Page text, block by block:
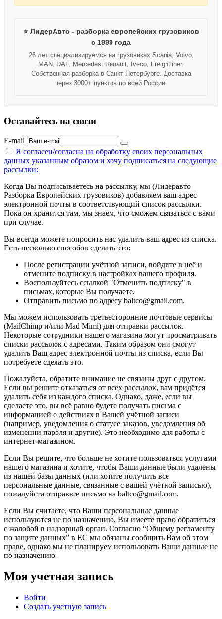
⭐ ЛидерАвто - разборка европейских грузовиков
с 1999 года
26 лет специализируемся на грузовиках Scania, Volvo,
MAN, DAF, Mercedes, Renault, Iveco, Freightliner.
Собственная разборка в Санкт-Петербурге. Доставка
через 3000+ пунктов по всей России.
Оставайтесь на связи
E-mail
Я согласен/согласна на обработку своих персональных
данных указанным образом и хочу подписаться на следующие
рассылки:
Когда Вы подписываетесь на рассылку, мы (Лидеравто
Разборка Европейских грузовиков) добавляем ваш адрес
электронной почты в соответствующий список рассылки.
Пока он хранится там, мы знаем, что сможем связаться с вами
при случае.
Вы всегда можете попросить нас удалить ваш адрес из списка.
Есть несколько способов сделать это:
После регистрации учётной записи, войдите в неё и
отмените подписку в настройках вашего профиля.
Воспользуйтесь ссылкой "Отменить подписку" в
письмах, которые Вы получаете.
Отправить письмо по адресу baltco@gmail.com.
Мы можем использовать третьесторонние почтовые сервисы
(MailChimp и/или Mad Mimi) для отправки рассылок.
Некоторые сотрудники нашего магазина могут просматривать
списки рассылок с адресами. Таким образом они смогут
удалить Ваш адрес электронной почты из списка, если Вы
потребуете сделать это.
Пожалуйста, обратите внимание не связаны друг с другом.
Если вы решите отказаться от всех рассылок, вам придётся
удалить себя из каждого списка. Однако, даже, если вы
сделаете это, вы всё равно будете получать письма с
информацией о действиях в Вашей учётной записи
(например, уведомления о статусе заказов, уведомления об
изменении пароля и другие). Это необходимо для работы с
интернет-магазином.
Если Вы решите, что больше не хотите пользоваться услугами
нашего магазина и хотите, чтобы Ваши данные были удалены
из нашей базы данных (или хотите получить все
персональные данные, связанные с вашей учётной записью),
пожалуйста отправьте письмо на baltco@gmail.com.
Если Вы считаете, что Ваши персональные данные
используются не по назначению, Вы имеете право обратиться
с жалобой в надзорный орган. Согласно “Общему регламенту
по защите данных” в ЕС мы обязаны сообщить Вам об этом
праве, однако мы не планируем использовать Ваши данные не
по назначению.
Моя учетная запись
Войти
Создать учетную запись